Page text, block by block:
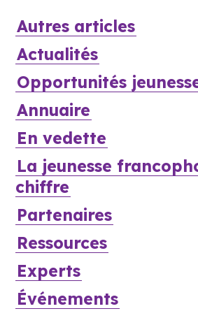
Autres articles
Actualités
Opportunités
Annuaire
En vedette
La jeunesse
chiffre
Partenaires
Ressources
Experts
Événements